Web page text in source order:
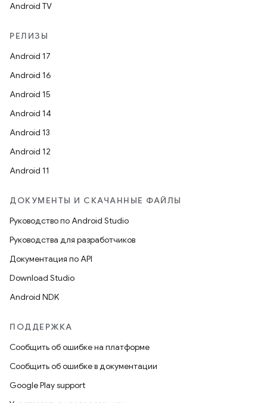
Android TV
РЕЛИЗЫ
Android 17
Android 16
Android 15
Android 14
Android 13
Android 12
Android 11
ДОКУМЕНТЫ И СКАЧАННЫЕ ФАЙЛЫ
Руководство по Android Studio
Руководства для разработчиков
Документация по API
Download Studio
Android NDK
ПОДДЕРЖКА
Сообщить об ошибке на платформе
Сообщить об ошибке в документации
Google Play support